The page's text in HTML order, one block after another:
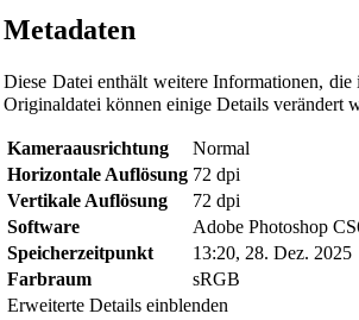
Metadaten
Diese Datei enthält weitere Informationen,
Originaldatei können einige Details verändert
Kameraausrichtung
Normal
Horizontale Auflösung 72 dpi
Vertikale Auflösung
72 dpi
Software
Adobe Photoshop
Speicherzeitpunkt
13:20, 28. Dez. 2025
Farbraum
sRGB
Erweiterte Details einblenden
Diese Seite wurde zuletzt am 28.
Powered by Computer-Base
Datenschutz-Optionen